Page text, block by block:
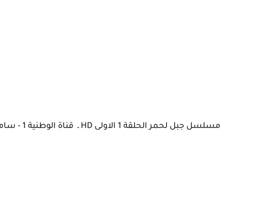
مسلسل جبل لحمر الحلقة 1 الاولى HD ـ قناة الوطنية 1 - سامي الفهري المنصة